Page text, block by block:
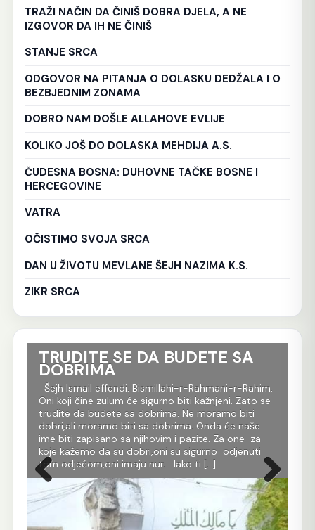
TRAŽI NAČIN DA ČINIŠ DOBRA DJELA, A NE
IZGOVOR DA IH NE ČINIŠ
STANJE SRCA
ODGOVOR NA PITANJA O DOLASKU DEDŽALA I O
BEZBJEDNIM ZONAMA
DOBRO NAM DOŠLE ALLAHOVE EVLIJE
KOLIKO JOŠ DO DOLASKA MEHDIJA A.S.
ČUDESNA BOSNA: DUHOVNE TAČKE BOSNE I
HERCEGOVINE
VATRA
OČISTIMO SVOJA SRCA
DAN U ŽIVOTU MEVLANE ŠEJH NAZIMA K.S.
ZIKR SRCA
TRUDITE SE DA BUDETE SA
DOBRIMA
Šejh Ismail effendi. Bismillahi-r-Rahmani-r-Rahim.
Oni koji čine zulum će sigurno biti kažnjeni. Zato se
trudite da budete sa dobrima. Ne moramo biti
dobri,ali moramo biti sa dobrima. Onda će naše
ime biti zapisano sa njihovim i pazite. Za one za
koje kažemo da su dobri,oni su sigurno odjenuti
tom odjećom,oni imaju nur. Iako ti […]
Prethodna Sljedeća